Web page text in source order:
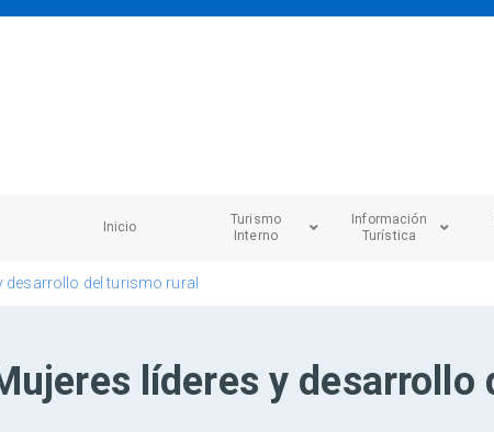
Inicio
Turismo
Interno
Información
Turística
desarrollo del turismo rural
líderes y desarrollo